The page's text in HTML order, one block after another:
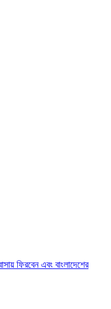
ফিরবেন এবং বাংলাদেশের